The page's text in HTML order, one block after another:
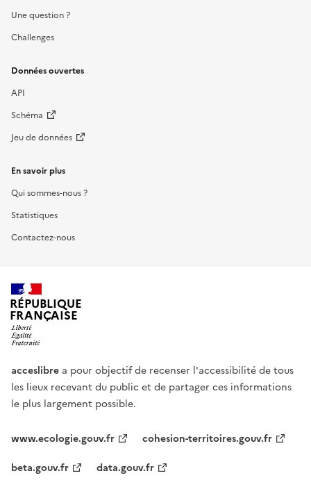
Une question ?
Challenges
Données ouvertes
API
Schéma
Jeu de données
En savoir plus
Qui sommes-nous ?
Statistiques
Contactez-nous
RÉPUBLIQUE
FRANÇAISE
acceslibre a pour objectif de recenser l'accessibilité de tous
les lieux recevant du public et de partager ces informations
le plus largement possible.
www.ecologie.gouv.fr
cohesion-territoires.gouv.fr
beta.gouv.fr
data.gouv.fr